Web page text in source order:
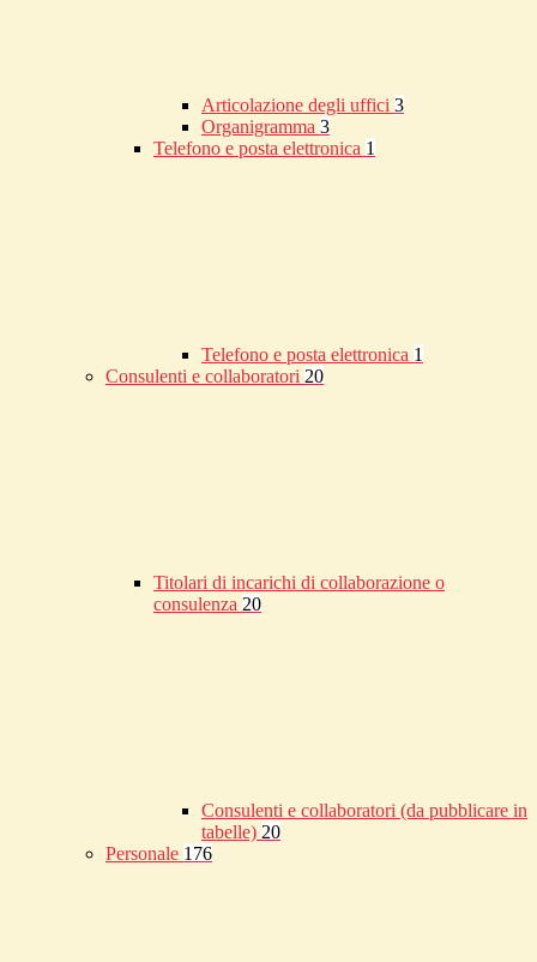
Articolazione degli uffici 3
Organigramma 3
Telefono e posta elettronica 1
Telefono e posta elettronica 1
Consulenti e collaboratori 20
Titolari di incarichi di collaborazione o
consulenza 20
Consulenti e collaboratori (da pubblicare in
tabelle) 20
Personale 176